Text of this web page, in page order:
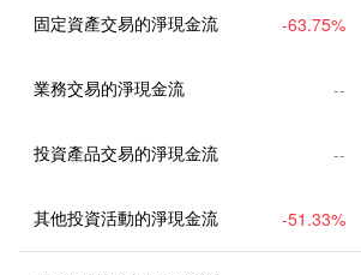
固定資產交易的淨現金流 -63.75%
業務交易的淨現金流 --
投資產品交易的淨現金流 --
其他投資活動的淨現金流 -51.33%